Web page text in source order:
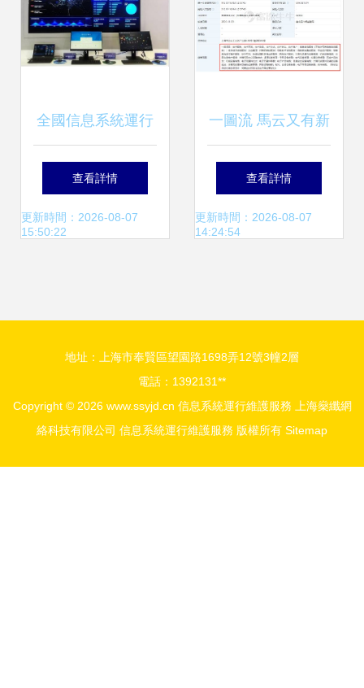
全國信息系統運行
維護服務 保障數字
政務與行業核心業
查看詳情
更新時間：2026-08-07
15:50:22
一圖流 馬云又有新
動作，出手5億在
上海設立阿里云公
查看詳情
更新時間：2026-08-07
14:24:54
地址：上海市奉賢區望園路1698弄12號3幢2層
電話：1392131**
Copyright © 2026 www.ssyjd.cn 信息系統運行維護服務
上海燊纖網
絡科技有限公司 信息系統運行維護服務 版權所有 Sitemap